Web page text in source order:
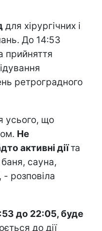
для хірургічних і
До 14:53
прийняття
ретроградного
усього, що
Не
активні діїта
сауна,
- розповіла
до 22:05, буде
до дії